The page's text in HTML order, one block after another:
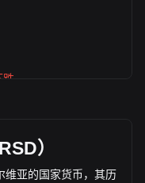
跌
易量在过去 24 小时内
。上一交易日，
。
RSD）
维亚的国家货币，其历